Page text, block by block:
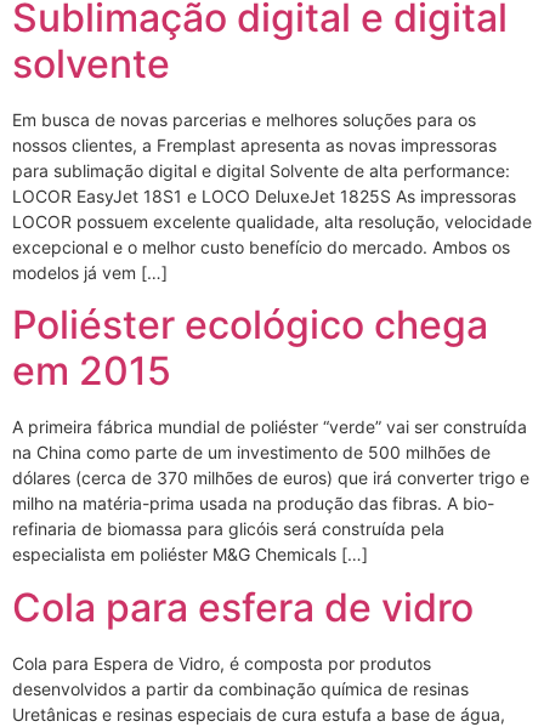
Sublimação digital e digital
solvente
Em busca de novas parcerias e melhores soluções para os
nossos clientes, a Fremplast apresenta as novas impressoras
para sublimação digital e digital Solvente de alta performance:
LOCOR EasyJet 18S1 e LOCO DeluxeJet 1825S As impressoras
LOCOR possuem excelente qualidade, alta resolução, velocidade
excepcional e o melhor custo benefício do mercado. Ambos os
modelos já vem […]
Poliéster ecológico chega
em 2015
A primeira fábrica mundial de poliéster “verde” vai ser construída
na China como parte de um investimento de 500 milhões de
dólares (cerca de 370 milhões de euros) que irá converter trigo e
milho na matéria-prima usada na produção das fibras. A bio-
refinaria de biomassa para glicóis será construída pela
especialista em poliéster M&G Chemicals […]
Cola para esfera de vidro
Cola para Espera de Vidro, é composta por produtos
desenvolvidos a partir da combinação química de resinas
Uretânicas e resinas especiais de cura estufa a base de água,